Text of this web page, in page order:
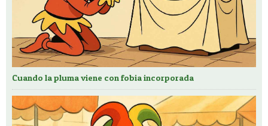
Cuando la pluma viene con fobia incorporada